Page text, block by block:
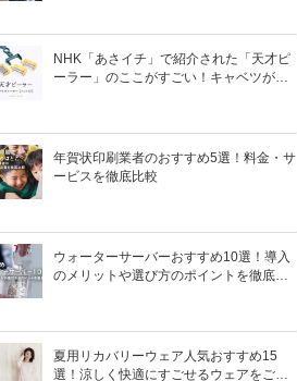
NHK「あさイチ」で紹介された「天才ピ
ーラー」のここがすごい！キャベツがほ
年賀状印刷業者のおすすめ5選！料金・サ
ービスを徹底比較
ウォーターサーバーおすすめ10選！導入
のメリットや選び方のポイントを徹底解
夏用リカバリーウェア人気おすすめ15
選！涼しく快適にすごせるウェアをご紹